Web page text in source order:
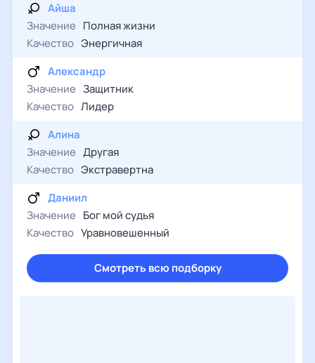
Айша
Значение Полная жизни
Качество Энергичная
Александр
Значение Защитник
Качество Лидер
Алина
Значение Другая
Качество Экстравертна
Даниил
Значение Бог мой судья
Качество Уравновешенный
Смотреть всю подборку